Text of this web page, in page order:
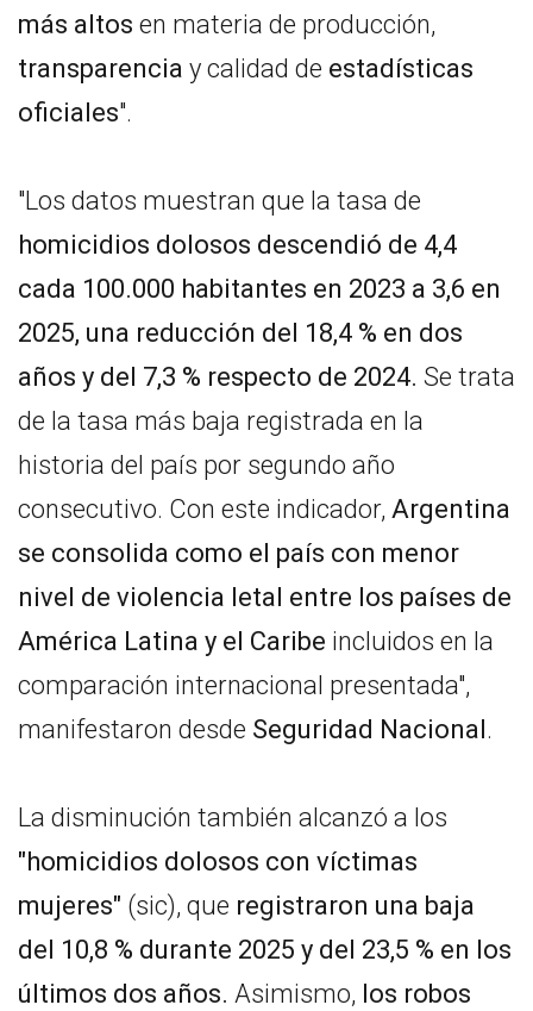
más altos en materia de producción,
transparencia y calidad de estadísticas
oficiales".
"Los datos muestran que la tasa de
homicidios dolosos descendió de 4,4
cada 100.000 habitantes en 2023 a 3,6 en
2025, una reducción del 18,4 % en dos
años y del 7,3 % respecto de 2024. Se trata
de la tasa más baja registrada en la
historia del país por segundo año
consecutivo. Con este indicador, Argentina
se consolida como el país con menor
nivel de violencia letal entre los países de
América Latina y el Caribe incluidos en la
comparación internacional presentada",
manifestaron desde Seguridad Nacional.
La disminución también alcanzó a los
"homicidios dolosos con víctimas
mujeres" (sic), que registraron una baja
del 10,8 % durante 2025 y del 23,5 % en los
últimos dos años. Asimismo, los robos